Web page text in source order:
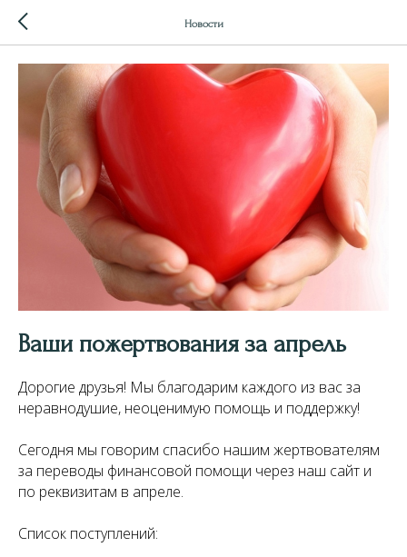
Новости
Ваши пожертвования за апрель
Дорогие друзья! Мы благодарим каждого из вас за
неравнодушие, неоценимую помощь и поддержку!
Сегодня мы говорим спасибо нашим жертвователям
за переводы финансовой помощи через наш сайт и
по реквизитам в апреле.
Список поступлений: